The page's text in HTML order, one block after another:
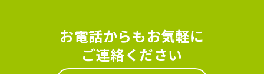
お電話からもお気軽に
ご連絡ください